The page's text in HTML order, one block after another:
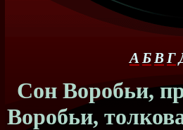
А БВГ
Сон Воробьи,
Воробьи,